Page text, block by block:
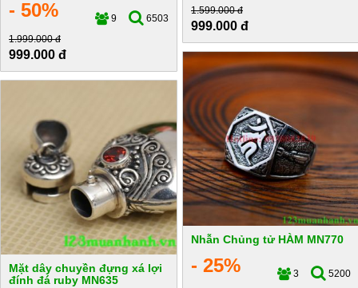
1.599.000 đ
999.000 đ
- 50% 9
6503
1.999.000 đ
999.000 đ
Nhẫn Chủng tử HÀM MN770
- 25% 3
5200
Mặt dây chuyền đựng xá lợi
đính đá ruby MN635